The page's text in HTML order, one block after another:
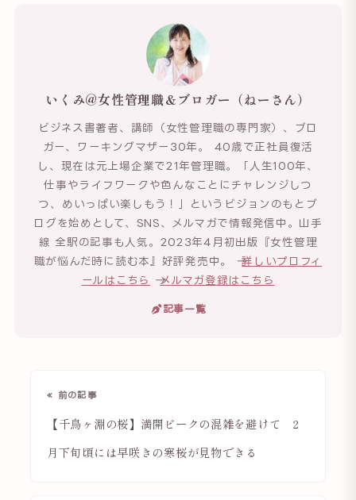
いくみ@女性管理職＆ブロガー（ねーさん）
ビジネス書著者、講師（女性管理職の専門家）、ブロ
ガー、ワーキングマザー30年。 40歳で正社員復活
し、現在は元上場企業で21年管理職。「人生100年、
仕事やライフワークや色んなことにチャレンジしつ
つ、めいっぱい楽しもう！」というビジョンのもとブ
ログを始めとして、SNS、メルマガで情報発信中。山手
線 全駅の記事も人気。2023年4月初出版『女性管理
職が悩んだ時に読む本』好評発売中。 →詳しいプロフィ
ールはこちら
→メルマガ登録はこちら
記事一覧
« 前の記事
【千鳥ヶ淵の桜】満開ピークの混雑を避けて 2
月下旬頃には早咲きの寒桜が見物できる